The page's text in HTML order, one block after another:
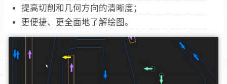
提高切削和几何方向的清晰度；
更便捷、更全面地了解绘图。